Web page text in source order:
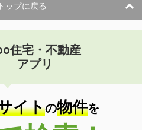
県郡山市富田西３丁目
ップに戻る
住宅・不動産
アプリ
イトの物件を